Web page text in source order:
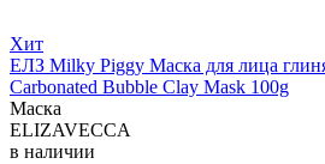
Хит
ЕЛЗ Milky Piggy Маска для лица
Carbonated Bubble Clay Mask 100g
Маска
ELIZAVECCA
в наличии